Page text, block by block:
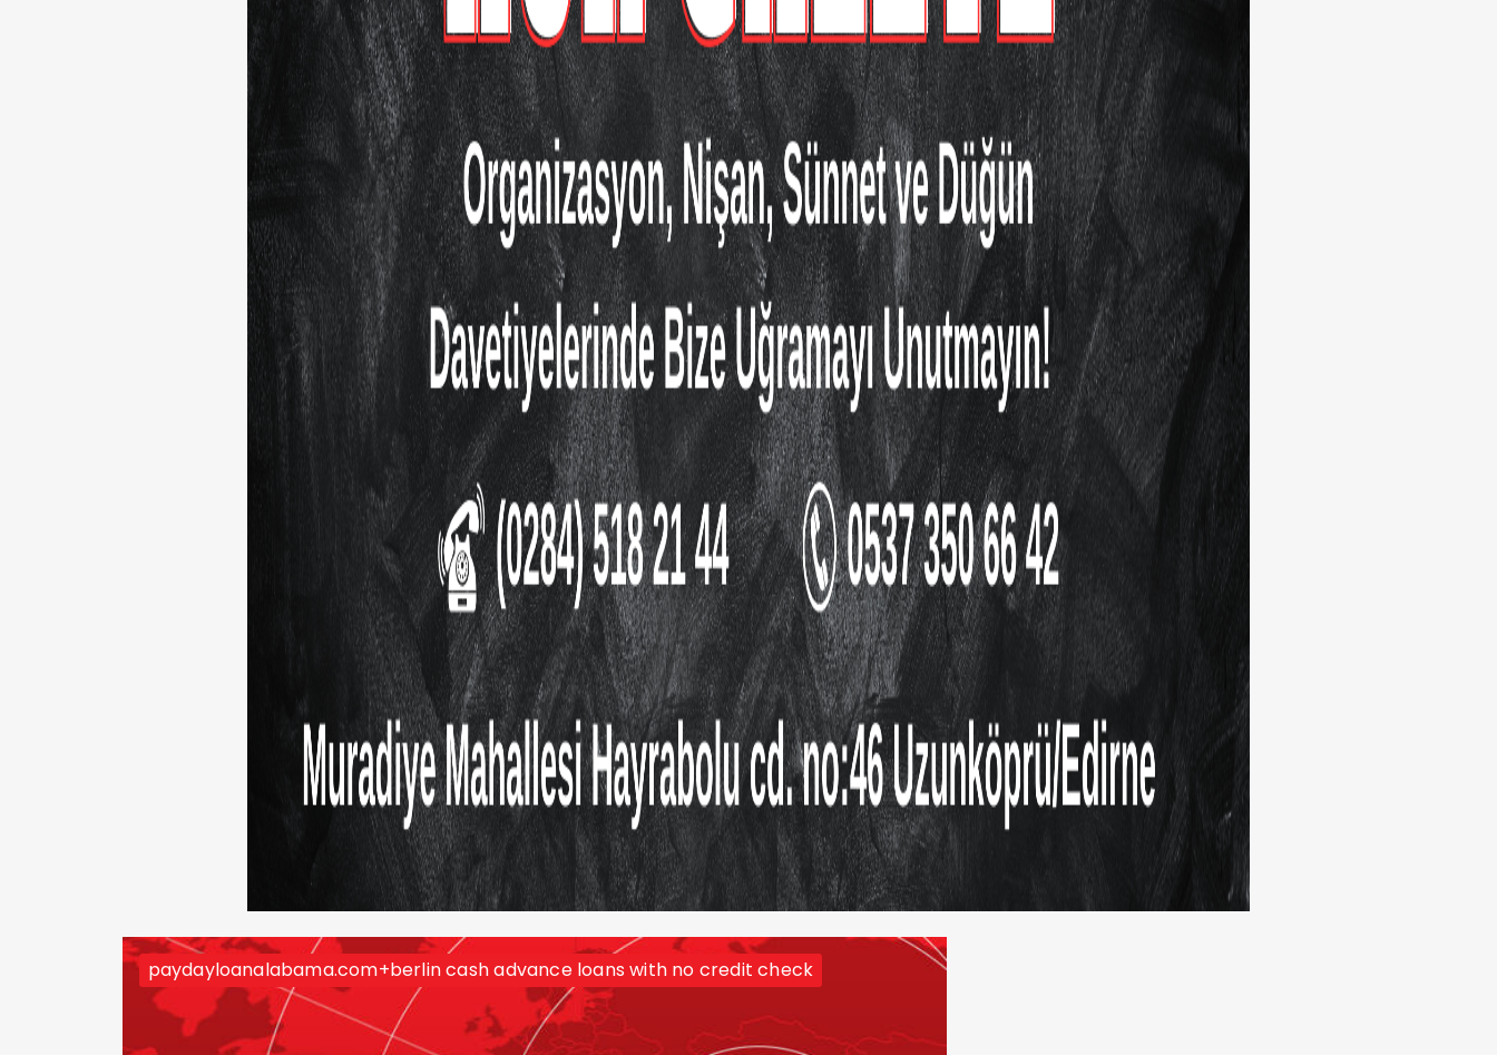
paydayloanalabama.com+berlin cash advance loans with no credit check